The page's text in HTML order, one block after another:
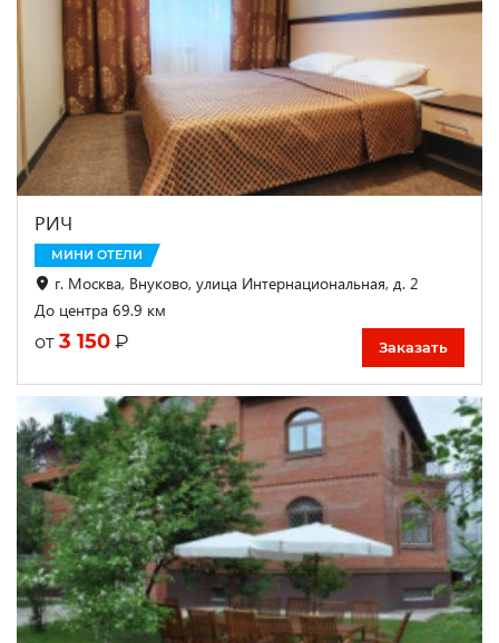
РИЧ
МИНИ ОТЕЛИ
г. Москва, Внуково, улица Интернациональная, д. 2
До центра 69.9 км
от 3 150 ₽ Заказать